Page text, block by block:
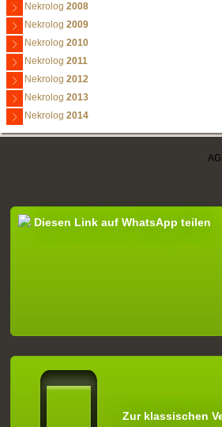
Nekrolog 2008
Nekrolog 2009
Nekrolog 2010
Nekrolog 2011
Nekrolog 2012
Nekrolog 2013
Nekrolog 2014
Diesen Link auf WhatsApp teilen
Zur klassischen